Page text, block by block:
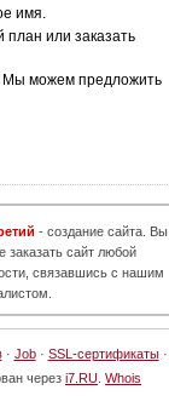
имя.
или заказать
Мы можем предложить
- создание сайта. Вы
заказать сайт любой
связавшись с нашим
· Job· SSL-сертификаты·
через i7.RU Whois